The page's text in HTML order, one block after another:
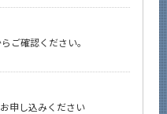
ご確認ください。
申し込みください